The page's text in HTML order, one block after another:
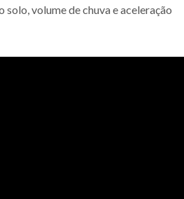
solo, volume de chuva e aceleração